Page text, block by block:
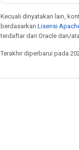
Kecuali dinyatakan lain,
berdasarkan Lisensi
terdaftar dari Oracle dan/
Terakhir diperbarui pada